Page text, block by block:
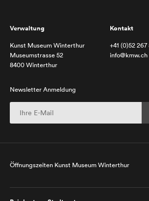
Verwaltung
Kunst Museum Winterthur
Museumstrasse 52
8400 Winterthur
Kontakt
+41 (0)52 267
info@kmw.ch
Newsletter Anmeldung
Öffnungszeiten Kunst Museum Winterthur